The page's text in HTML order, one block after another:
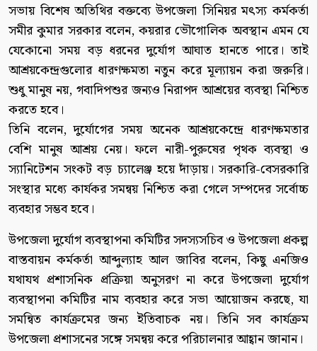
সভায় বিশেষ অতিথির বক্তব্যে উপজেলা সিনিয়র মৎস্য কর্মকর্তা
সমীর কুমার সরকার বলেন, কয়রার ভৌগোলিক অবস্থান এমন যে
যেকোনো সময় বড় ধরনের দুর্যোগ আঘাত হানতে পারে। তাই
আশ্রয়কেন্দ্রগুলোর ধারণক্ষমতা নতুন করে মূল্যায়ন করা জরুরি।
শুধু মানুষ নয়, গবাদিপশুর জন্যও নিরাপদ আশ্রয়ের ব্যবস্থা নিশ্চিত
করতে হবে।
তিনি বলেন, দুর্যোগের সময় অনেক আশ্রয়কেন্দ্রে ধারণক্ষমতার
বেশি মানুষ আশ্রয় নেয়। ফলে নারী-পুরুষের পৃথক ব্যবস্থা ও
স্যানিটেশন সংকট বড় চ্যালেঞ্জ হয়ে দাঁড়ায়। সরকারি-বেসরকারি
সংস্থার মধ্যে কার্যকর সমন্বয় নিশ্চিত করা গেলে সম্পদের সর্বোচ্চ
ব্যবহার সম্ভব হবে।
উপজেলা দুর্যোগ ব্যবস্থাপনা কমিটির সদস্যসচিব ও উপজেলা প্রকল্প
বাস্তবায়ন কর্মকর্তা আব্দুল্যাহ আল জাবির বলেন, কিছু এনজিও
যথাযথ প্রশাসনিক প্রক্রিয়া অনুসরণ না করে উপজেলা দুর্যোগ
ব্যবস্থাপনা কমিটির নাম ব্যবহার করে সভা আয়োজন করছে, যা
সমন্বিত কার্যক্রমের জন্য ইতিবাচক নয়। তিনি সব কার্যক্রম
উপজেলা প্রশাসনের সঙ্গে সমন্বয় করে পরিচালনার আহ্বান জানান।